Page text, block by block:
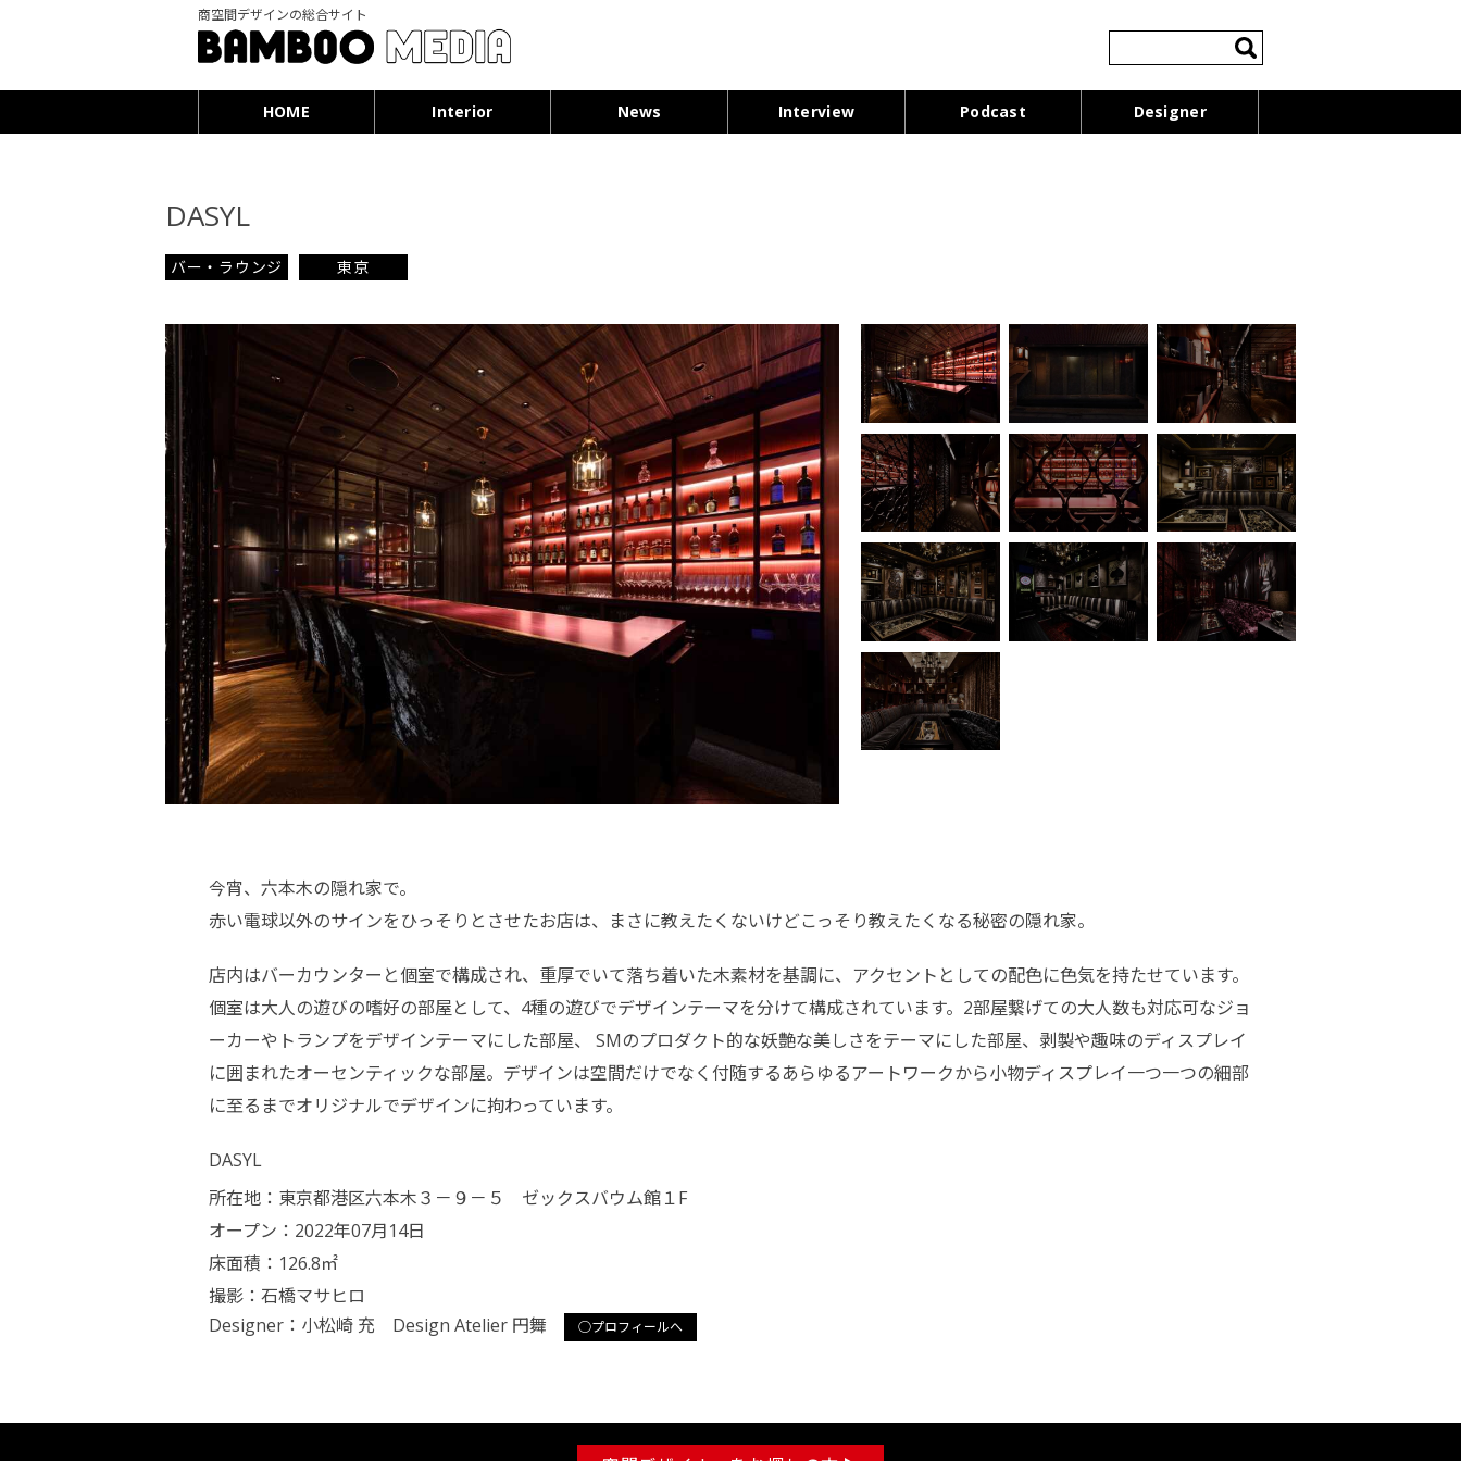
商空間デザインの総合サイト
索:
HOME Interior News Interview Podcast Designer
DASYL
バー・ラウンジ 東京
今宵、六本木の隠れ家で。
赤い電球以外のサインをひっそりとさせたお店は、まさに教えたくないけどこっそり教えたくなる秘密の隠れ家。
店内はバーカウンターと個室で構成され、重厚でいて落ち着いた木素材を基調に、アクセントとしての配色に色気を持たせています。
個室は大人の遊びの嗜好の部屋として、4種の遊びでデザインテーマを分けて構成されています。2部屋繋げての大人数も対応可なジョ
ーカーやトランプをデザインテーマにした部屋、 SMのプロダクト的な妖艶な美しさをテーマにした部屋、剥製や趣味のディスプレイ
に囲まれたオーセンティックな部屋。デザインは空間だけでなく付随するあらゆるアートワークから小物ディスプレイ一つ一つの細部
に至るまでオリジナルでデザインに拘わっています。
DASYL
所在地：東京都港区六本木３－９－５ ゼックスバウム館１F
オープン：2022年07月14日
床面積：126.8㎡
撮影：石橋マサヒロ
Designer： 小松崎 充 Design Atelier 円舞 ○プロフィールへ